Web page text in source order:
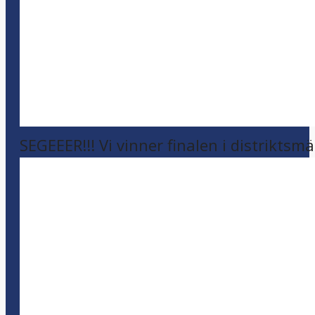
SEGEEER!!! Vi vinner finalen i